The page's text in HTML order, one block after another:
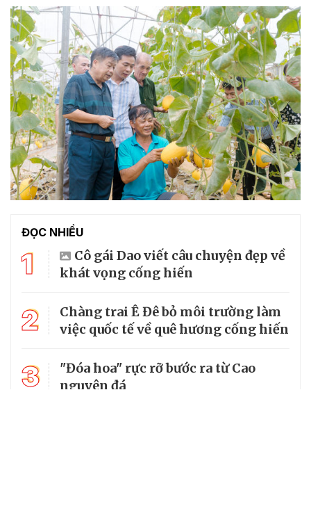
ĐỌC NHIỀU
1
Cô gái Dao viết câu chuyện đẹp về
khát vọng cống hiến
2
Chàng trai Ê Đê bỏ môi trường làm
việc quốc tế về quê hương cống hiến
3
"Đóa hoa" rực rỡ bước ra từ Cao
nguyên đá